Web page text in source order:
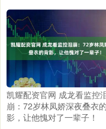
凯耀配资官网 成龙看监控
崩：72岁林凤娇深夜叠衣
影，让他愧对了一辈子！